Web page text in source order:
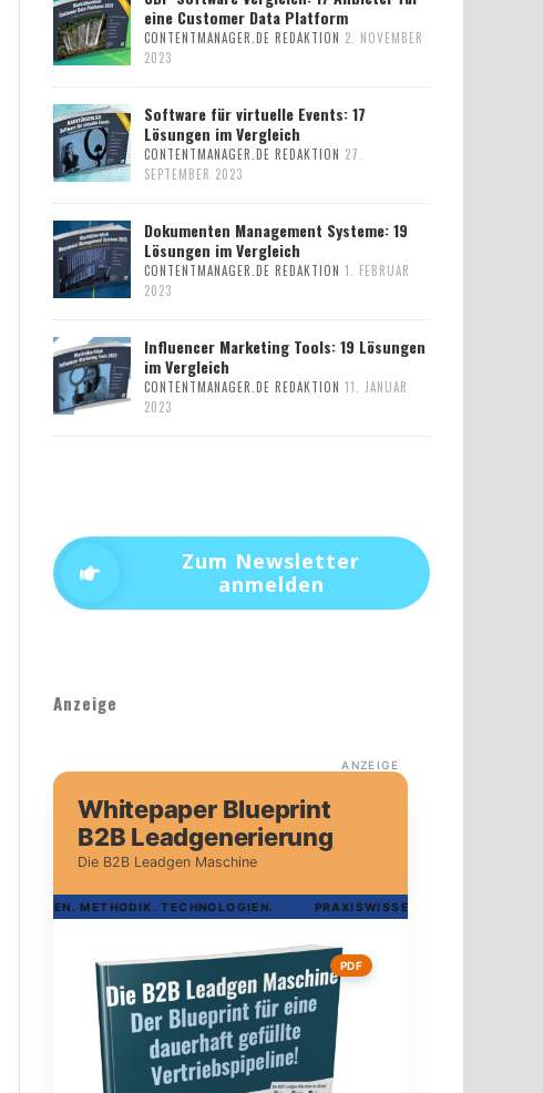
eine Customer Data Platform
CONTENTMANAGER.DE REDAKTION 2. NOVEMBER
2023
Software für virtuelle Events: 17
Lösungen im Vergleich
CONTENTMANAGER.DE REDAKTION 27.
SEPTEMBER 2023
Dokumenten Management Systeme: 19
Lösungen im Vergleich
CONTENTMANAGER.DE REDAKTION 1. FEBRUAR
2023
Influencer Marketing Tools: 19 Lösungen
im Vergleich
CONTENTMANAGER.DE REDAKTION 11. JANUAR
2023
Zum Newsletter
anmelden
Anzeige